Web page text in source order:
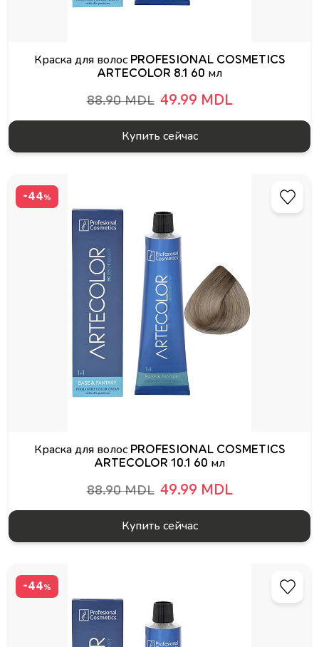
Краска для волос PROFESIONAL COSMETICS
ARTECOLOR 8.1 60 мл
88.90 MDL 49.99 MDL
Купить сейчас
-44%
Краска для волос PROFESIONAL COSMETICS
ARTECOLOR 10.1 60 мл
88.90 MDL 49.99 MDL
Купить сейчас
-44%